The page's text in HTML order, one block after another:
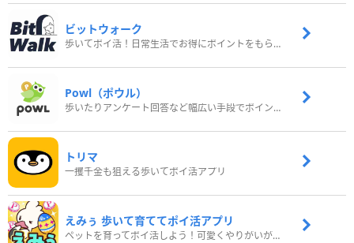
ビットウォーク
歩いてポイ活！日常生活でお得にポイントをもらおう
Powl（ポウル）
歩いたりアンケート回答など幅広い手段でポイントをゲット
トリマ
一攫千金も狙える歩いてポイ活アプリ
えみぅ 歩いて育ててポイ活アプリ
ペットを育ってポイ活しよう！可愛くやりがいがある新感覚アプリ